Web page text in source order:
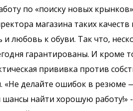
по «поиску новых
магазина таких качеств
и любовь к обуви. Так что,
гарантированы. И кроме
прививка против
«Не делайте ошибок в резюме
найти хорошую работу!» -